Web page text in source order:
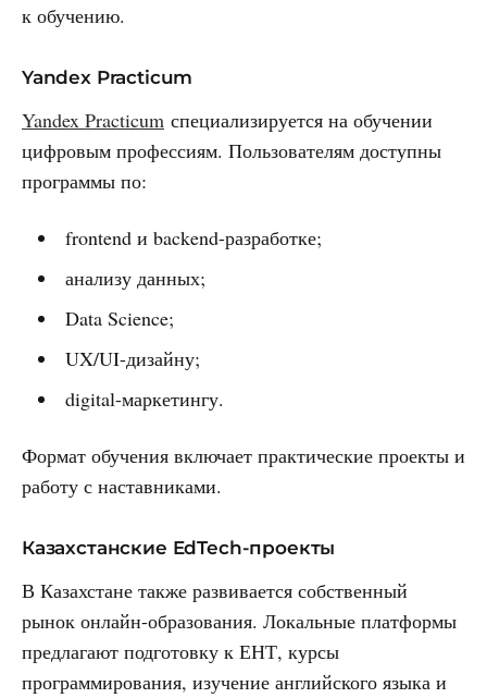
к обучению.
Yandex Practicum
Yandex Practicum специализируется на обучении
цифровым профессиям. Пользователям доступны
программы по:
frontend и backend-разработке;
анализу данных;
Data Science;
UX/UI-дизайну;
digital-маркетингу.
Формат обучения включает практические проекты и
работу с наставниками.
Казахстанские EdTech-проекты
В Казахстане также развивается собственный
рынок онлайн-образования. Локальные платформы
предлагают подготовку к ЕНТ, курсы
программирования, изучение английского языка и